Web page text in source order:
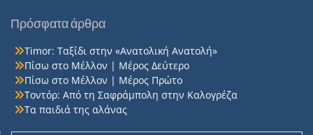
Πρόσφατα άρθρα
Timor: Ταξίδι στην «Ανατολική Ανατολή»
Πίσω στο Μέλλον | Μέρος Δεύτερο
Πίσω στο Μέλλον | Μέρος Πρώτο
Τοντόρ: Από τη Σαφράμπολη στην Καλογρέζα
Τα παιδιά της αλάνας